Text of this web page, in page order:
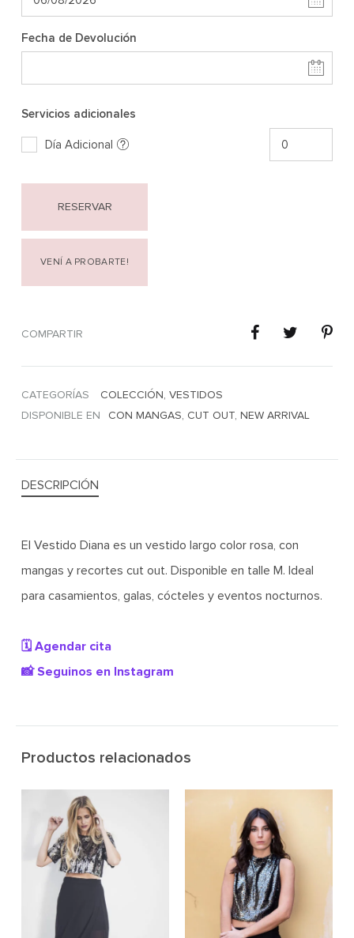
Fecha de Devolución
Servicios adicionales
Día Adicional
RESERVAR
VENÍ A PROBARTE!
COMPARTIR
CATEGORÍAS COLECCIÓN, VESTIDOS
DISPONIBLE EN
CON MANGAS, CUT OUT, NEW ARRIVAL
DESCRIPCIÓN
El Vestido Diana es un vestido largo color rosa, con
mangas y recortes cut out. Disponible en talle M. Ideal
para casamientos, galas, cócteles y eventos nocturnos.
🗓️ Agendar cita
📸 Seguinos en Instagram
Productos relacionados